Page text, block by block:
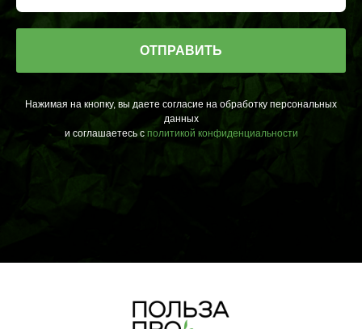
ОТПРАВИТЬ
Нажимая на кнопку, вы даете согласие на обработку персональных
данных
и соглашаетесь c политикой конфиденциальности